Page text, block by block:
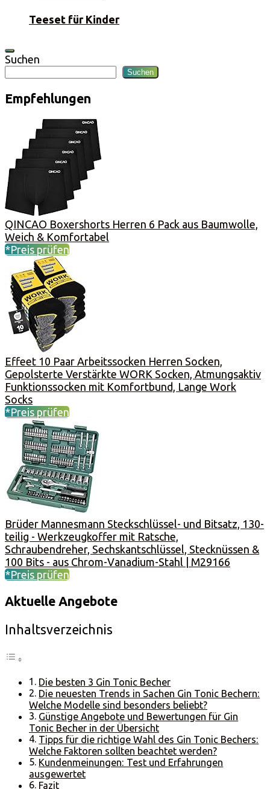
Teeset für Kinder
Suchen
Suchen
Empfehlungen
QINCAO Boxershorts Herren 6 Pack aus Baumwolle,
Weich & Komfortabel
*Preis prüfen
Effeet 10 Paar Arbeitssocken Herren Socken,
Gepolsterte Verstärkte WORK Socken, Atmungsaktiv
Funktionssocken mit Komfortbund, Lange Work
Socks
*Preis prüfen
Brüder Mannesmann Steckschlüssel- und Bitsatz, 130-
teilig - Werkzeugkoffer mit Ratsche,
Schraubendreher, Sechskantschlüssel, Stecknüssen &
100 Bits - aus Chrom-Vanadium-Stahl | M29166
*Preis prüfen
Aktuelle Angebote
Inhaltsverzeichnis
Die besten 3 Gin Tonic Becher
Die neuesten Trends in Sachen Gin Tonic Bechern:
Welche Modelle sind besonders beliebt?
Günstige Angebote und Bewertungen für Gin
Tonic Becher in der Übersicht
Tipps für die richtige Wahl des Gin Tonic Bechers:
Welche Faktoren sollten beachtet werden?
Kundenmeinungen: Test und Erfahrungen
ausgewertet
Fazit